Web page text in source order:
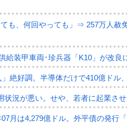
も、何回やっても」⇒ 257万人赦
給装甲車両･珍兵器「K10」が改良
絶好調。半導体だけで410億ドル
状況が悪い。せや、若者に起業さ
月は4,279億ドル。外平債の発行「